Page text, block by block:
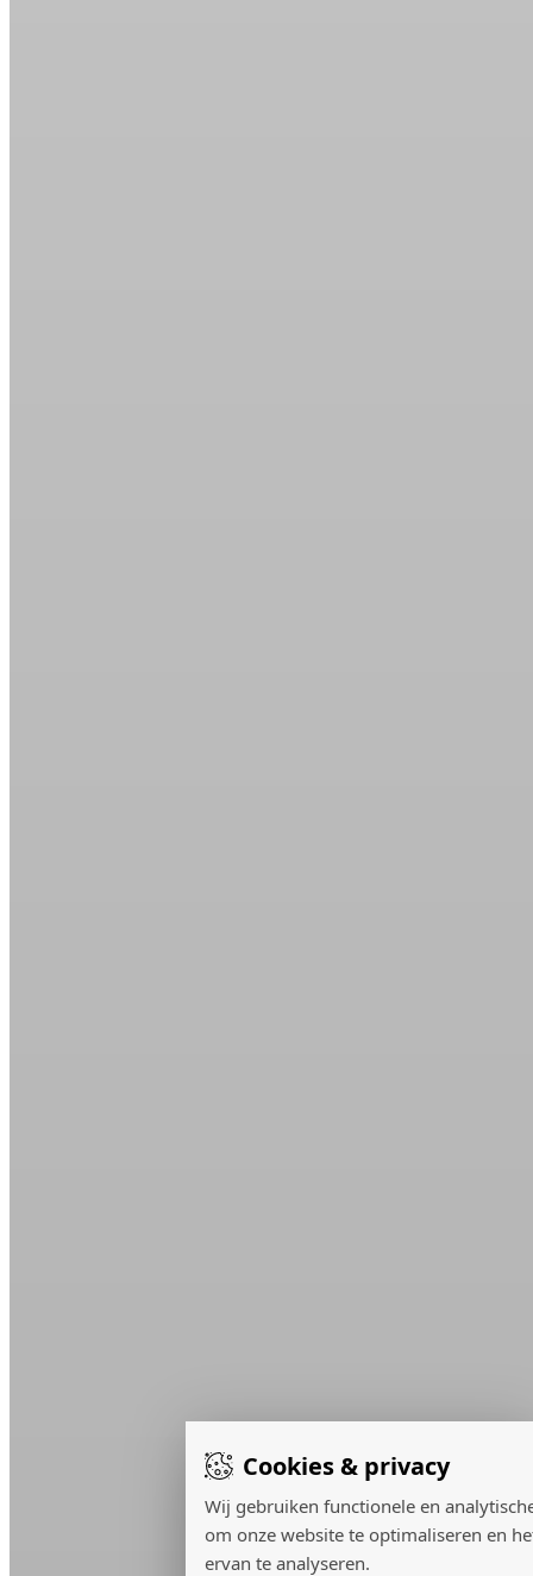
Cookies & privacy
Wij gebruiken functionele en
om onze website te optimaliseren en
ervan te analyseren.